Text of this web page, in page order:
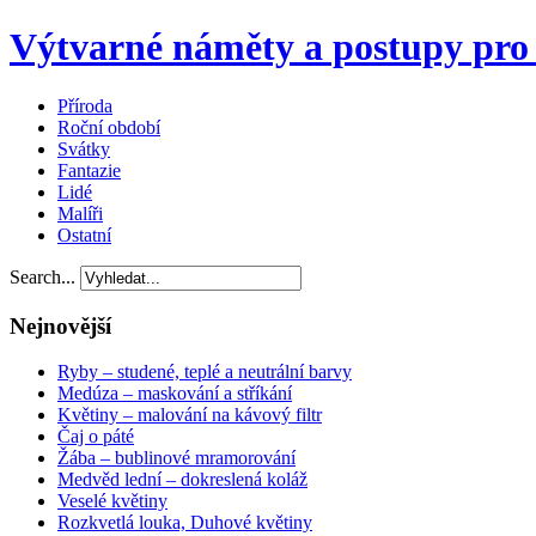
Výtvarné náměty a postupy
Příroda
Roční období
Svátky
Fantazie
Lidé
Malíři
Ostatní
Search...
Nejnovější
Ryby – studené, teplé a neutrální barvy
Medúza – maskování a stříkání
Květiny – malování na kávový filtr
Čaj o páté
Žába – bublinové mramorování
Medvěd lední – dokreslená koláž
Veselé květiny
Rozkvetlá louka, Duhové květiny